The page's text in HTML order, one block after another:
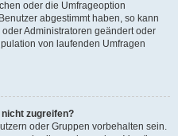
oder die Umfrageoption
abgestimmt haben, so kann
Administratoren geändert oder
von laufenden Umfragen
zugreifen?
oder Gruppen vorbehalten sein.